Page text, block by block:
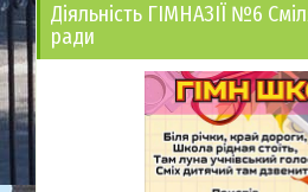
Діяльність ГІМНАЗІЇ №6
ради